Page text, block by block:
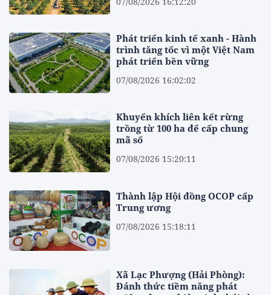
Phát triển kinh tế xanh - Hành
trình tăng tốc vì một Việt Nam
phát triển bền vững
07/08/2026 16:02:02
Khuyến khích liên kết rừng
trồng từ 100 ha để cấp chung
mã số
07/08/2026 15:20:11
Thành lập Hội đồng OCOP cấp
Trung ương
07/08/2026 15:18:11
Xã Lạc Phượng (Hải Phòng):
Đánh thức tiềm năng phát